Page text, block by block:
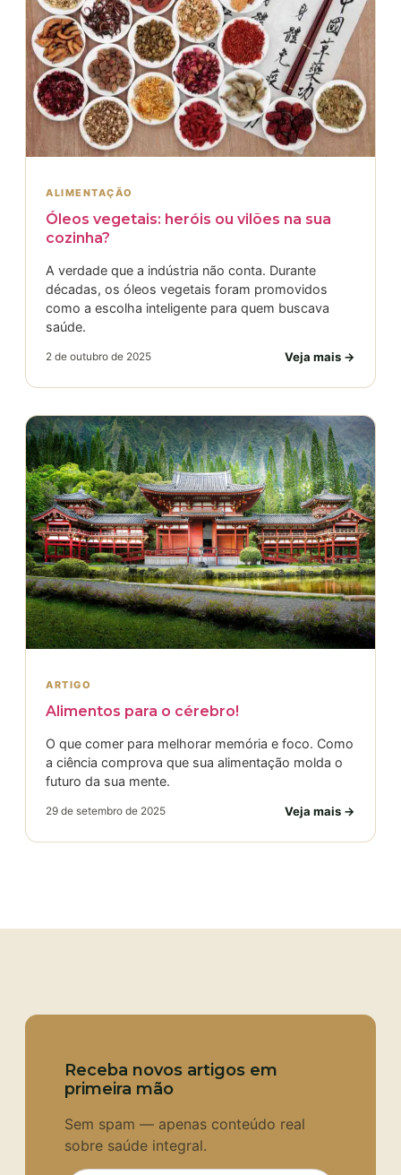
ALIMENTAÇÃO
Óleos vegetais: heróis ou vilões na sua
cozinha?
A verdade que a indústria não conta. Durante
décadas, os óleos vegetais foram promovidos
como a escolha inteligente para quem buscava
saúde.
2 de outubro de 2025 Veja mais →
ARTIGO
Alimentos para o cérebro!
O que comer para melhorar memória e foco. Como
a ciência comprova que sua alimentação molda o
futuro da sua mente.
29 de setembro de 2025 Veja mais →
Receba novos artigos em
primeira mão
Sem spam — apenas conteúdo real
sobre saúde integral.